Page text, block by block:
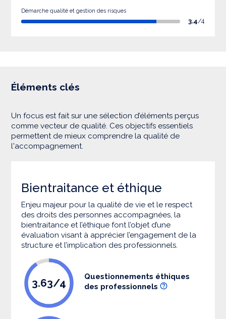
Démarche qualité et gestion des risques
3.4/4
Éléments clés
Un focus est fait sur une sélection d’éléments perçus
comme vecteur de qualité. Ces objectifs essentiels
permettent de mieux comprendre la qualité de
l'accompagnement.
Bientraitance et éthique
Enjeu majeur pour la qualité de vie et le respect
des droits des personnes accompagnées, la
bientraitance et l’éthique font l’objet d’une
évaluation visant à apprécier l’engagement de la
structure et l’implication des professionnels.
3.63/4
Questionnements éthiques
des professionnels